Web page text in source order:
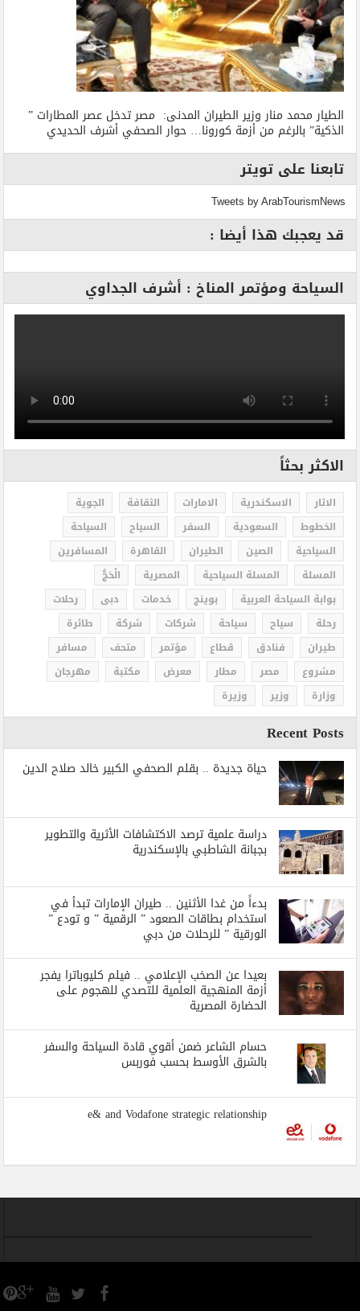
الطيار محمد منار وزير الطيران المدنى: مصر تدخل عصر المطارات ”
الذكية” بالرغم من أزمة كورونا… حوار الصحفي أشرف الحديدي
تابعنا على تويتر
Tweets by ArabTourismNews
قد يعجبك هذا أيضا :
السياحة ومؤتمر المناخ : أشرف الجداوي
الاكثر بحثاً
الاثار الاسكندرية الامارات الثقافة
الجوية
الخطوط
السعودية السفر السياح
السياحة
السياحية
الصين الطيران القاهرة
المسافرين
المسلة
المسلة السياحية المصرية
الْحَجُّ
بوابة السياحة العربية
بوينج خدمات دبى
رحلات
رحلة
سياح سياحة شركات شركة
طائرة
طيران
فنادق قطاع مؤتمر متحف
مسافر
مشروع
مصر مطار معرض مكتبة
مهرجان
وزارة
وزير وزيرة
Recent Posts
حياة جديدة .. بقلم الصحفي الكبير خالد صلاح الدين
دراسة علمية ترصد الاكتشافات الأثرية والتطوير
بجبانة الشاطبي بالإسكندرية
بدءاً من غدا الأثنين .. طيران الإمارات تبدأ في
استخدام بطاقات الصعود ” الرقمية ” و تودع ”
الورقية ” للرحلات من دبي
بعيدا عن الصخب الإعلامي .. فيلم كليوباترا يفجر
أزمة المنهجية العلمية للتصدي للهجوم على
الحضارة المصرية
حسام الشاعر ضمن أقوي قادة السياحة والسفر
بالشرق الأوسط بحسب فوربس
e& and Vodafone strategic relationship